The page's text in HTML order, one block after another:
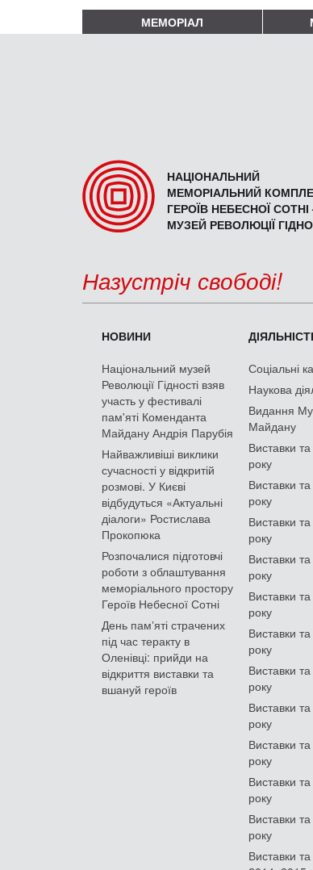
МЕМОРІАЛ
НАЦІОНАЛЬНИЙ
МЕМОРІАЛЬНИЙ
ГЕРОЇВ НЕБЕСНОЇ СОТНІ
МУЗЕЙ РЕВОЛЮЦІЇ
Назустріч свободі!
НОВИНИ
Національний музей
Революції Гідності взяв
участь у фестивалі
пам'яті Коменданта
Майдану Андрія Парубія
Найважливіші виклики
сучасності у відкритій
розмові. У Києві
відбудуться «Актуальні
діалоги» Ростислава
Прокопюка
Розпочалися підготовчі
роботи з облаштування
меморіального простору
Героїв Небесної Сотні
День памʼяті страчених
під час теракту в
Оленівці: прийди на
відкриття виставки та
вшануй героїв
Соціальні
Наукова
Видання
Майдану
Виставки
року
Виставки
року
Виставки
року
Виставки
року
Виставки
року
Виставки
року
Виставки
року
Виставки
року
Виставки
року
Виставки
року
Виставки
року
Виставки